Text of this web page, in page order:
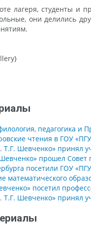
лагеря, студенты и
они делились
педагогика и
чтения в ГОУ
Т.Г. Шевченко» принял
прошел Совет
посетили ГОУ
математического
посетил
Шевченко» принял